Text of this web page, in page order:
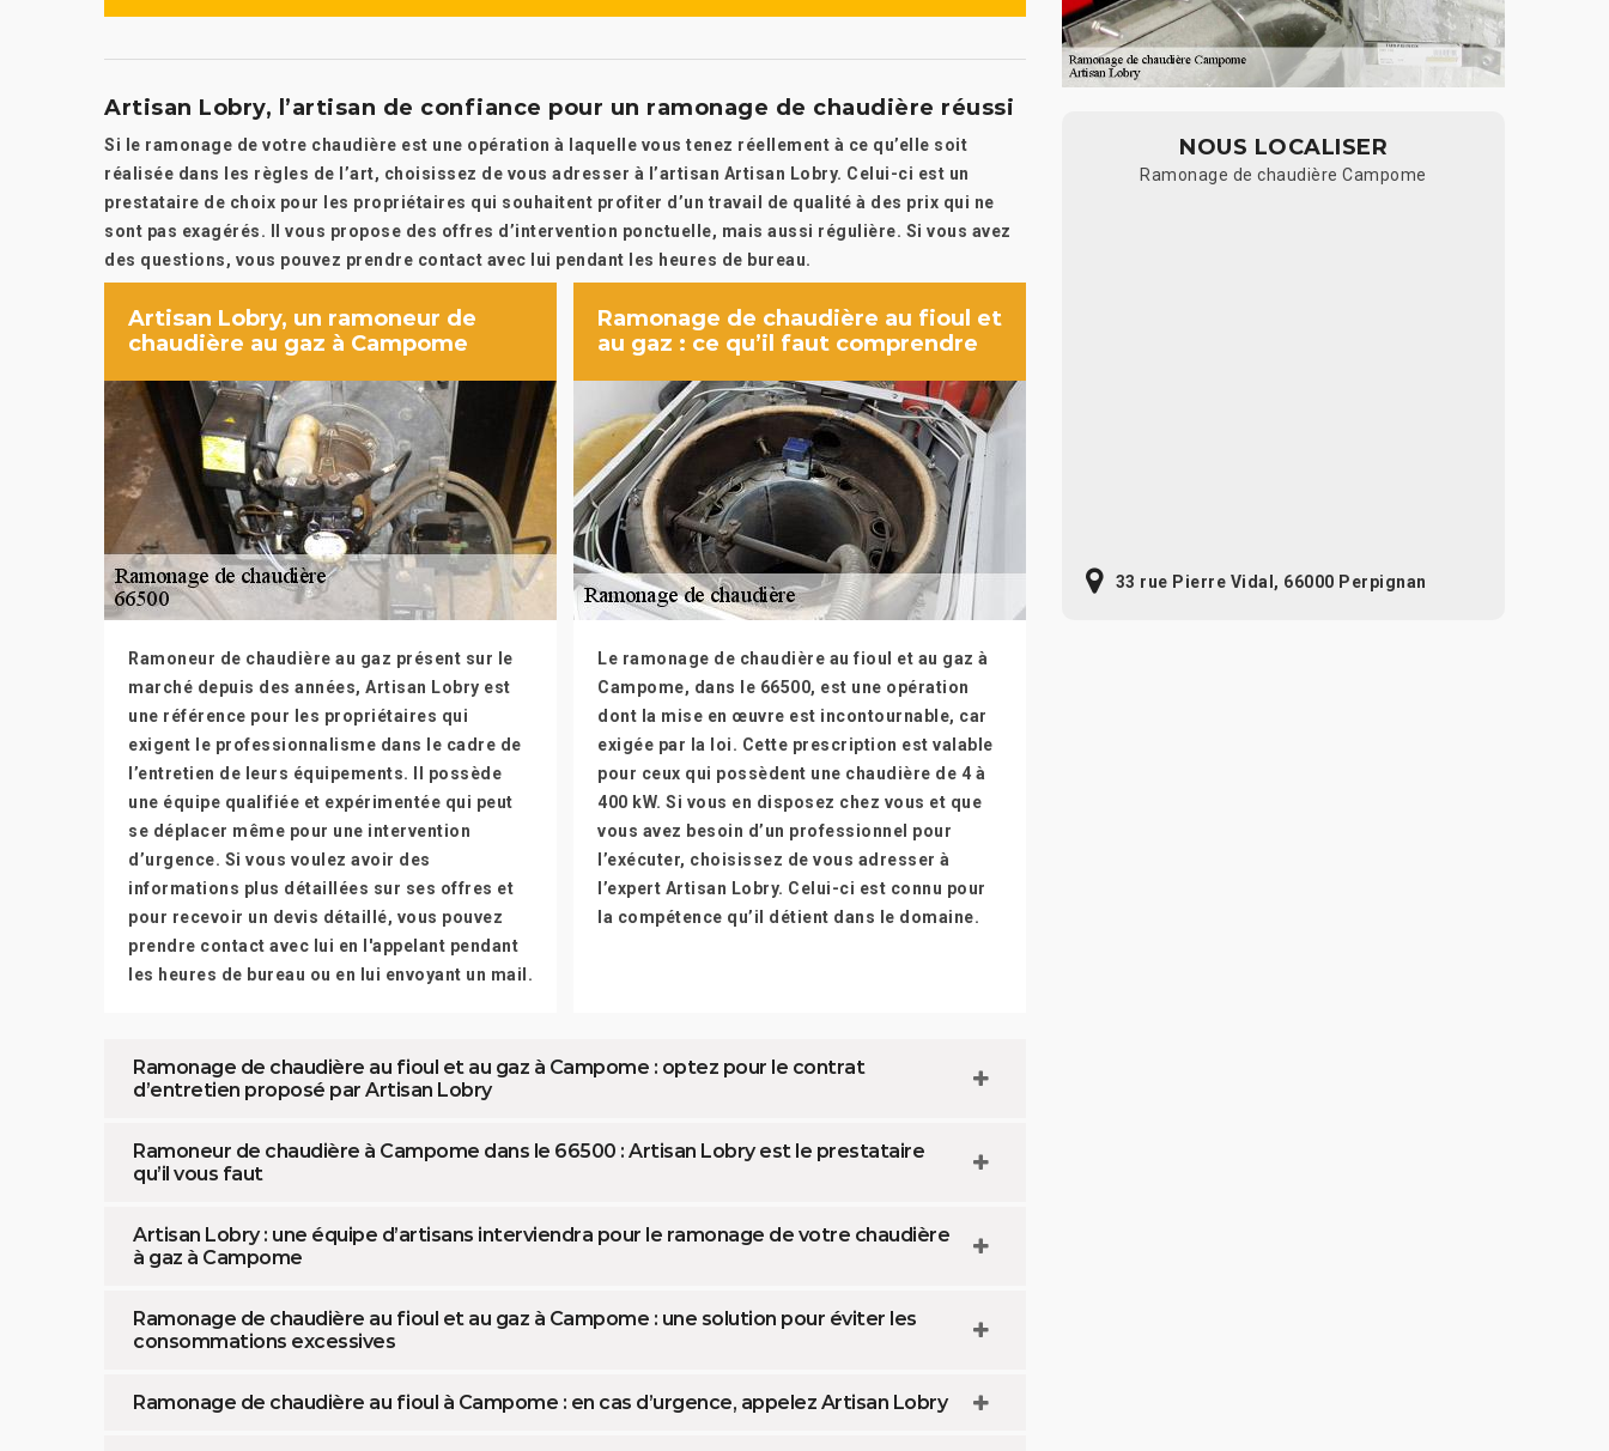
Artisan Lobry, l’artisan de confiance pour un ramonage de chaudière réussi
Si le ramonage de votre chaudière est une opération à laquelle vous tenez réellement à ce qu’elle soit
réalisée dans les règles de l’art, choisissez de vous adresser à l’artisan Artisan Lobry. Celui-ci est un
prestataire de choix pour les propriétaires qui souhaitent profiter d’un travail de qualité à des prix qui ne
sont pas exagérés. Il vous propose des offres d’intervention ponctuelle, mais aussi régulière. Si vous avez
des questions, vous pouvez prendre contact avec lui pendant les heures de bureau.
Artisan Lobry, un ramoneur de
chaudière au gaz à Campome
Ramoneur de chaudière au gaz présent sur le
marché depuis des années, Artisan Lobry est
une référence pour les propriétaires qui
exigent le professionnalisme dans le cadre de
l’entretien de leurs équipements. Il possède
une équipe qualifiée et expérimentée qui peut
se déplacer même pour une intervention
d’urgence. Si vous voulez avoir des
informations plus détaillées sur ses offres et
pour recevoir un devis détaillé, vous pouvez
prendre contact avec lui en l'appelant pendant
les heures de bureau ou en lui envoyant un mail.
Ramonage de chaudière au fioul et
au gaz : ce qu’il faut comprendre
Le ramonage de chaudière au fioul et au gaz à
Campome, dans le 66500, est une opération
dont la mise en œuvre est incontournable, car
exigée par la loi. Cette prescription est valable
pour ceux qui possèdent une chaudière de 4 à
400 kW. Si vous en disposez chez vous et que
vous avez besoin d’un professionnel pour
l’exécuter, choisissez de vous adresser à
l’expert Artisan Lobry. Celui-ci est connu pour
la compétence qu’il détient dans le domaine.
Ramonage de chaudière au fioul et au gaz à Campome : optez pour le contrat
d’entretien proposé par Artisan Lobry
Ramoneur de chaudière à Campome dans le 66500 : Artisan Lobry est le prestataire
qu’il vous faut
Artisan Lobry : une équipe d’artisans interviendra pour le ramonage de votre chaudière
à gaz à Campome
Ramonage de chaudière au fioul et au gaz à Campome : une solution pour éviter les
consommations excessives
Ramonage de chaudière au fioul à Campome : en cas d’urgence, appelez Artisan Lobry
NOUS LOCALISER
Ramonage de chaudière Campome
33 rue Pierre Vidal, 66000 Perpignan